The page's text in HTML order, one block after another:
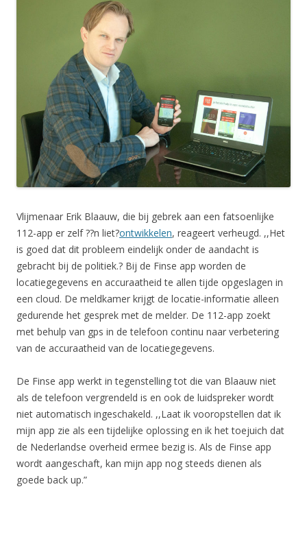
Vlijmenaar Erik Blaauw, die bij gebrek aan een fatsoenlijke
112-app er zelf ??n liet?ontwikkelen, reageert verheugd. ,,Het
is goed dat dit probleem eindelijk onder de aandacht is
gebracht bij de politiek.? Bij de Finse app worden de
locatiegegevens en accuraatheid te allen tijde opgeslagen in
een cloud. De meldkamer krijgt de locatie-informatie alleen
gedurende het gesprek met de melder. De 112-app zoekt
met behulp van gps in de telefoon continu naar verbetering
van de accuraatheid van de locatiegegevens.
De Finse app werkt in tegenstelling tot die van Blaauw niet
als de telefoon vergrendeld is en ook de luidspreker wordt
niet automatisch ingeschakeld. ,,Laat ik vooropstellen dat ik
mijn app zie als een tijdelijke oplossing en ik het toejuich dat
de Nederlandse overheid ermee bezig is. Als de Finse app
wordt aangeschaft, kan mijn app nog steeds dienen als
goede back up.”